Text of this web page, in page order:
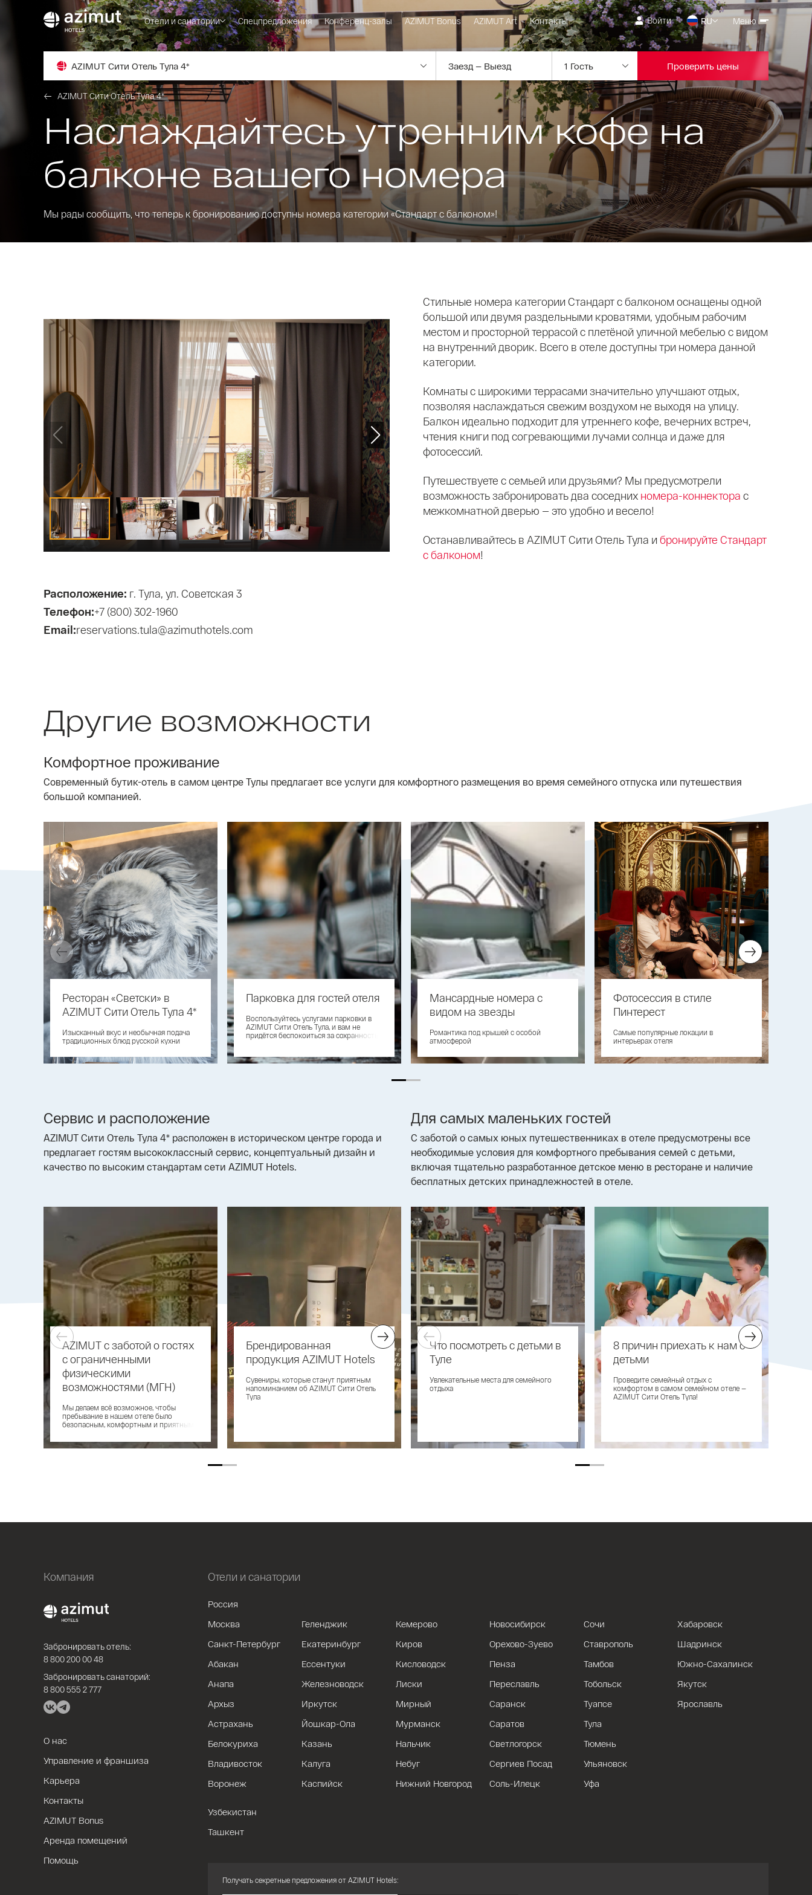
Отели и санатории Спецпредложения Конференц-залы AZIMUT Bonus AZIMUT Art Контакты Войти RU Меню
AZIMUT Сити Отель Тула 4* Проверить цены
AZIMUT Сити Отель Тула 4*
Наслаждайтесь утренним кофе на
балконе вашего номера
Мы рады сообщить, что теперь к бронированию доступны номера категории «Стандарт с балконом»!
Стильные номера категории Стандарт с балконом оснащены одной
большой или двумя раздельными кроватями, удобным рабочим
местом и просторной террасой с плетёной уличной мебелью с видом
на внутренний дворик. Всего в отеле доступны три номера данной
категории.
Комнаты с широкими террасами значительно улучшают отдых,
позволяя наслаждаться свежим воздухом не выходя на улицу.
Балкон идеально подходит для утреннего кофе, вечерних встреч,
чтения книги под согревающими лучами солнца и даже для
фотосессий.
Путешествуете с семьей или друзьями? Мы предусмотрели
возможность забронировать два соседних номера-коннектора с
межкомнатной дверью — это удобно и весело!
Останавливайтесь в AZIMUT Сити Отель Тула ибронируйте Стандарт
с балконом!
Расположение: г. Тула, ул. Советская 3
Телефон:+7 (800) 302-1960
Email:reservations.tula@azimuthotels.com
Другие возможности
Комфортное проживание
Современный бутик-отель в самом центре Тулы предлагает все услуги для комфортного размещения во время семейного отпуска или путешествия
большой компанией.
Ресторан «Светски» в
AZIMUT Сити Отель Тула 4*
Изысканный вкус и необычная подача
традиционных блюд русской кухни
Парковка для гостей отеля
Воспользуйтесь услугами парковки в
AZIMUT Сити Отель Тула, и вам не
придётся беспокоиться за сохранность
Мансардные номера с
видом на звезды
Романтика под крышей с особой
атмосферой
Фотосессия в стиле
Пинтерест
Cамые популярные локации в
интерьерах отеля
Сервис и расположение
AZIMUT Сити Отель Тула 4* расположен в историческом центре города и
предлагает гостям высококлассный сервис, концептуальный дизайн и
качество по высоким стандартам сети AZIMUT Hotels.
AZIMUT с заботой о гостях
с ограниченными
физическими
возможностями (МГН)
Мы делаем всё возможное, чтобы
пребывание в нашем отеле было
безопасным, комфортным и приятным
Брендированная
продукция AZIMUT Hotels
Сувениры, которые станут приятным
напоминанием об AZIMUT Сити Отель
Тула
Интересное рядом с
AZIMUT Сити Отель Тула 4*
5 главных достопримечательностей
Тулы в шаговой доступности
Конференц-зал
Аренда зала для мероприятий в
Для самых маленьких гостей
С заботой о самых юных путешественниках в отеле предусмотрены все
необходимые условия для комфортного пребывания семей с детьми,
включая тщательно разработанное детское меню в ресторане и наличие
бесплатных детских принадлежностей в отеле.
Что посмотреть с детьми в
Туле
Увлекательные места для семейного
отдыха
8 причин приехать к нам с
детьми
Проведите семейный отдых с
комфортом в самом семейном отеле —
AZIMUT Сити Отель Тула!
Компания
Забронировать отель:
8 800 200 00 48
Забронировать санаторий:
8 800 555 2 777
О нас
Управление и франшиза
Карьера
Контакты
AZIMUT Bonus
Аренда помещений
Помощь
Отели и санатории
Россия
Москва
Санкт-Петербург
Абакан
Анапа
Архыз
Астрахань
Белокуриха
Владивосток
Воронеж
Геленджик
Екатеринбург
Ессентуки
Железноводск
Иркутск
Йошкар-Ола
Казань
Калуга
Каспийск
Кемерово
Киров
Кисловодск
Лиски
Мирный
Мурманск
Нальчик
Небуг
Нижний Новгород
Новосибирск
Орехово-Зуево
Пенза
Переславль
Саранск
Саратов
Светлогорск
Сергиев Посад
Соль-Илецк
Сочи
Ставрополь
Тамбов
Тобольск
Туапсе
Тула
Тюмень
Ульяновск
Уфа
Хабаровск
Шадринск
Южно-Сахалинск
Якутск
Ярославль
Узбекистан
Ташкент
Получать секретные предложения от AZIMUT Hotels: